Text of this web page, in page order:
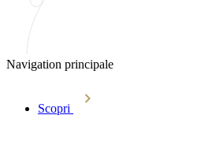
Navigation principale
Scopri